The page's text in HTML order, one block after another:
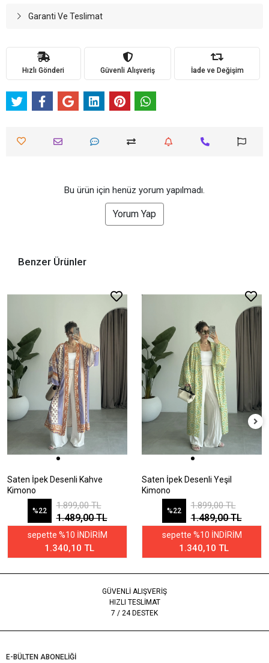
Garanti Ve Teslimat
Hızlı Gönderi Güvenli Alışveriş İade ve Değişim
Bu ürün için henüz yorum yapılmadı.
Yorum Yap
Benzer Ürünler
Saten İpek Desenli Kahve
Kimono
%22
1.899,00 TL
1.489,00 TL
sepette %10 İNDİRİM
1.340,10 TL
Saten İpek Desenli Yeşil
Kimono
%22
1.899,00 TL
1.489,00 TL
sepette %10 İNDİRİM
1.340,10 TL
GÜVENLİ ALIŞVERİŞ
HIZLI TESLİMAT
7 / 24 DESTEK
E-BÜLTEN ABONELİĞİ